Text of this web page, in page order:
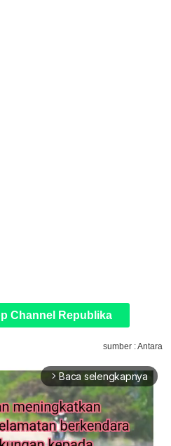
Channel Republika
sumber : Antara
arrow_forward_ios Baca selengkapnya